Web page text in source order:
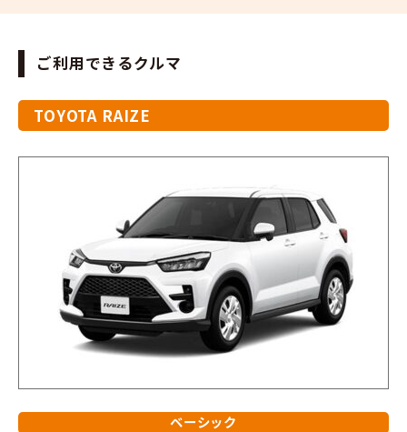
ご利用できるクルマ
TOYOTA RAIZE
ベーシック